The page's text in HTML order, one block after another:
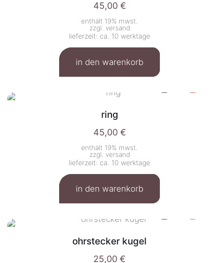
45,00 €
enthält 19% mwst.
zzgl. versand
lieferzeit: ca. 10 werktage
in den warenkorb
ring
45,00 €
enthält 19% mwst.
zzgl. versand
lieferzeit: ca. 10 werktage
in den warenkorb
ohrstecker kugel
25,00 €